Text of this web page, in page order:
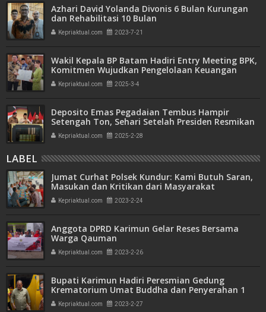
Azhari David Yolanda Divonis 6 Bulan Kurungan
dan Rehabilitasi 10 Bulan
Kepriaktual.com 2023-7-21
Wakil Kepala BP Batam Hadiri Entry Meeting BPK,
Komitmen Wujudkan Pengelolaan Keuangan
Transparan dan Akuntabel
Kepriaktual.com 2025-3-4
Deposito Emas Pegadaian Tembus Hampir
Setengah Ton, Sehari Setelah Presiden Resmikan
Bank Emas
Kepriaktual.com 2025-2-28
LABEL
Jumat Curhat Polsek Kundur: Kami Butuh Saran,
Masukan dan Kritikan dari Masyarakat
Kepriaktual.com 2023-2-24
Anggota DPRD Karimun Gelar Reses Bersama
Warga Qauman
Kepriaktual.com 2023-2-26
Bupati Karimun Hadiri Peresmian Gedung
Krematorium Umat Buddha dan Penyerahan 1
Unit Mobil Jenazah
Kepriaktual.com 2023-2-27